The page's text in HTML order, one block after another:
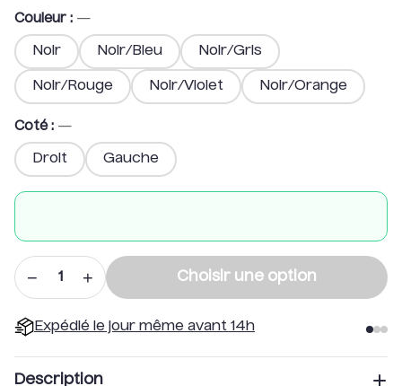
Couleur : —
Noir Noir/Bleu Noir/Gris
Noir/Rouge Noir/Violet Noir/Orange
Coté: —
Droit Gauche
− 1 + Choisir une option
Expédié le jour même avant 14h
Description